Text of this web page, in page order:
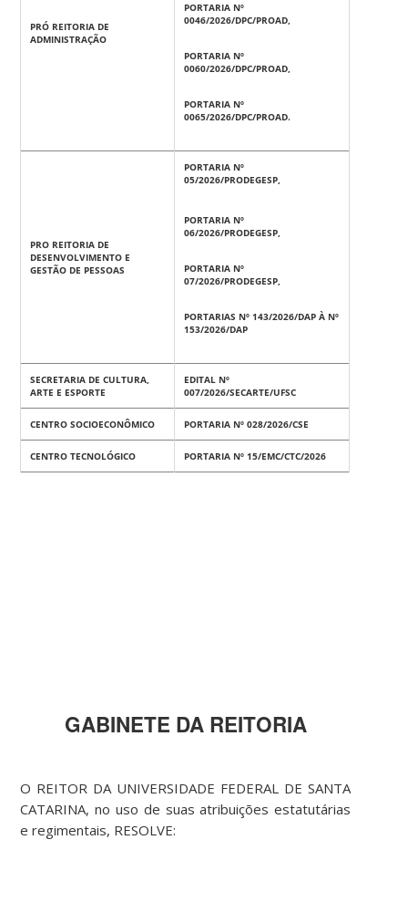
PRÓ REITORIA DE
ADMINISTRAÇÃO
PORTARIA Nº
0046/2026/DPC/PROAD,
PORTARIA Nº
0060/2026/DPC/PROAD,
PORTARIA Nº
0065/2026/DPC/PROAD.
PRO REITORIA DE
DESENVOLVIMENTO E
GESTÃO DE PESSOAS
PORTARIA Nº
05/2026/PRODEGESP,
PORTARIA Nº
06/2026/PRODEGESP,
PORTARIA Nº
07/2026/PRODEGESP,
PORTARIAS Nº 143/2026/DAP À Nº
153/2026/DAP
SECRETARIA DE CULTURA,
ARTE E ESPORTE
EDITAL Nº
007/2026/SECARTE/UFSC
CENTRO SOCIOECONÔMICO PORTARIA Nº 028/2026/CSE
CENTRO TECNOLÓGICO PORTARIA Nº 15/EMC/CTC/2026
GABINETE DA REITORIA
O REITOR DA UNIVERSIDADE FEDERAL DE SANTA
CATARINA, no uso de suas atribuições estatutárias
e regimentais, RESOLVE: